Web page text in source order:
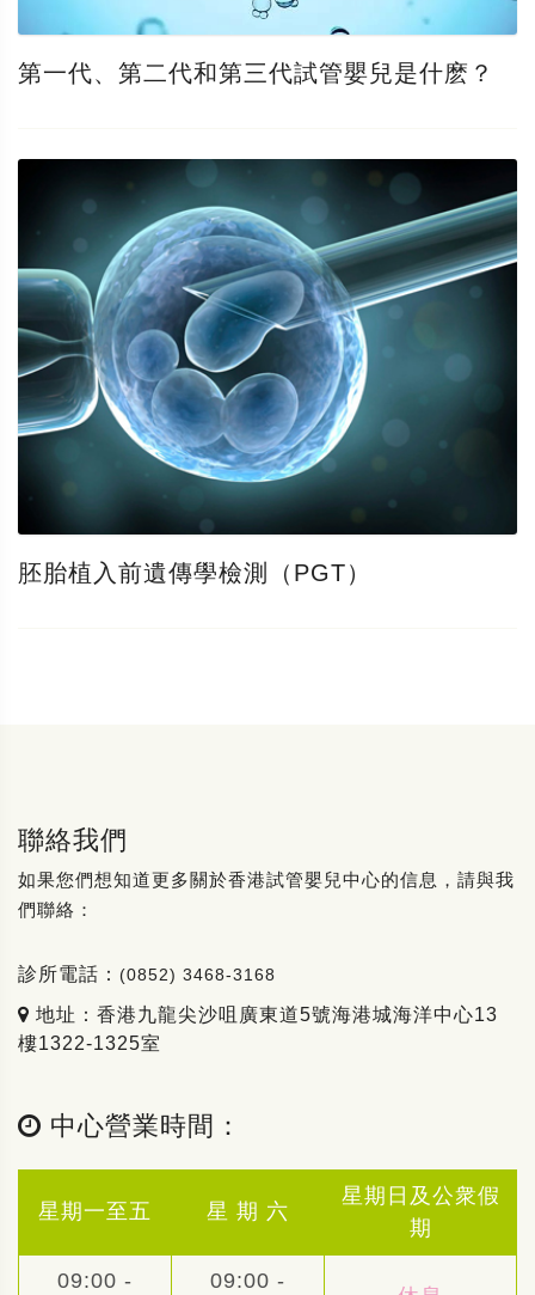
第一代、第二代和第三代試管嬰兒是什麽？
胚胎植入前遺傳學檢測（PGT）
聯絡我們
如果您們想知道更多關於香港試管嬰兒中心的信息，請與我
們聯絡：
診所電話： (0852) 3468-3168
地址：香港九龍尖沙咀廣東道5號海港城海洋中心13
樓1322-1325室
中心營業時間：
星期一至五 星 期 六
星期日及公衆假
期
09:00 - 09:00 -